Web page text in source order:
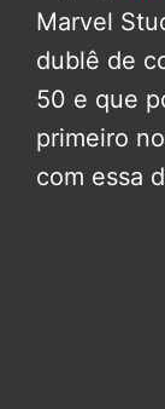
Marvel
dublê de
50 e que
primeiro
com essa